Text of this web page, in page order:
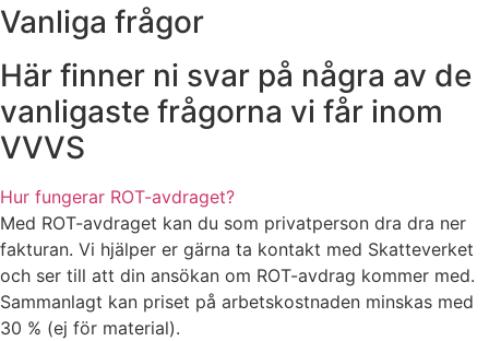
Vanliga frågor
Här finner ni svar på några av de
vanligaste frågorna vi får inom
VVVS
Hur fungerar ROT-avdraget?
Med ROT-avdraget kan du som privatperson dra dra ner
fakturan. Vi hjälper er gärna ta kontakt med Skatteverket
och ser till att din ansökan om ROT-avdrag kommer med.
Sammanlagt kan priset på arbetskostnaden minskas med
30 % (ej för material).